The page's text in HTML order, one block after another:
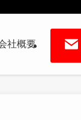
社概要